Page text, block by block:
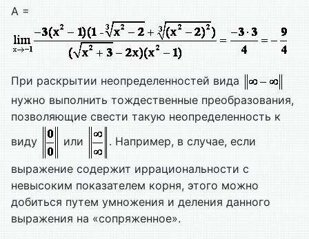
A =
При раскрытии неопределенностей вида
нужно выполнить тождественные преобразования,
позволяющие свести такую неопределенность к
виду
или
. Например, в случае, если
выражение содержит иррациональности с
невысоким показателем корня, этого можно
добиться путем умножения и деления данного
выражения на «сопряженное».